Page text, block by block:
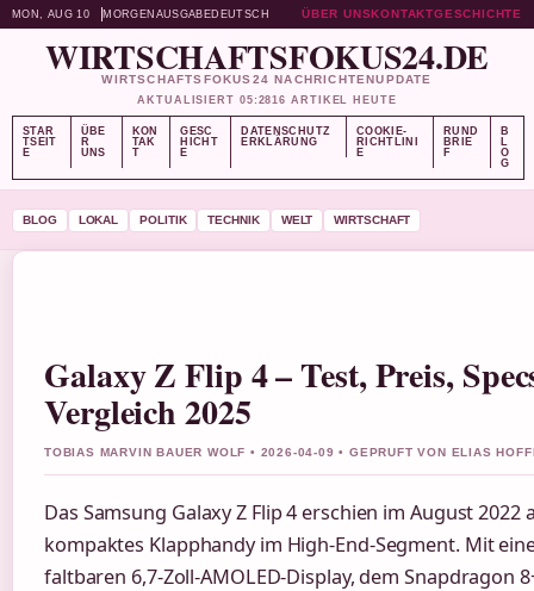
MON, AUG 10 MORGENAUSGABEDEUTSCH ÜBER UNSKONTAKTGESCHICHTE
WIRTSCHAFTSFOKUS24.DE
WIRTSCHAFTSFOKUS24 NACHRICHTENUPDATE
AKTUALISIERT 05:2816 ARTIKEL HEUTE
STAR
TSEIT
E
ÜBE
R
UNS
KON
TAK
T
GESC
HICHT
E
DATENSCHUTZ
ERKLÄRUNG
COOKIE-
RICHTLINI
E
RUND
BRIE
F
B
L
O
G
BLOG LOKAL POLITIK TECHNIK WELT WIRTSCHAFT
Galaxy Z Flip 4 – Test, Preis,
Vergleich 2025
TOBIAS MARVIN BAUER WOLF • 2026-04-09 • GEPRUFT VON ELIAS
Das Samsung Galaxy Z Flip 4 erschien im August 2022
kompaktes Klapphandy im High-End-Segment. Mit
faltbaren 6,7-Zoll-AMOLED-Display, dem Snapdragon